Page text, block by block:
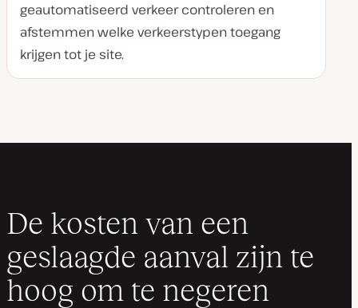
geautomatiseerd verkeer controleren en
afstemmen welke verkeerstypen toegang
krijgen tot je site.
De kosten van een
geslaagde aanval zijn te
hoog om te negeren